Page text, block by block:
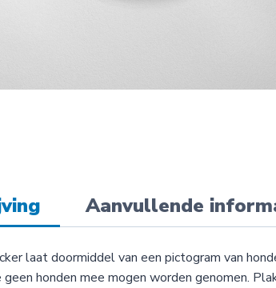
Aanvullende
laat doormiddel van een pictogram van
honden mee mogen worden genomen.